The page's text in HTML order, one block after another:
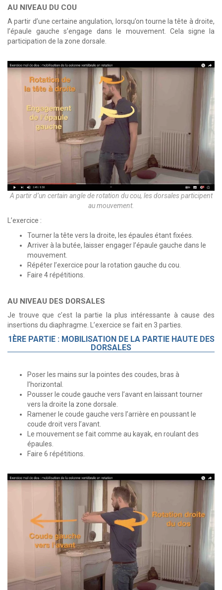
AU NIVEAU DU COU
A partir d’une certaine angulation, lorsqu’on tourne la tête à droite,
l’épaule gauche s’engage dans le mouvement. Cela signe la
participation de la zone dorsale.
A partir d’un certain angle de rotation du cou, les dorsales participent
au mouvement.
L’exercice :
Tourner la tête vers la droite, les épaules étant fixées.
Arriver à la butée, laisser engager l’épaule gauche dans le
mouvement.
Répéter l’exercice pour la rotation gauche du cou.
Faire 4 répétitions.
AU NIVEAU DES DORSALES
Je trouve que c’est la partie la plus intéressante à cause des
insertions du diaphragme. L’exercice se fait en 3 parties.
1ÈRE PARTIE : MOBILISATION DE LA PARTIE HAUTE DES
DORSALES
Poser les mains sur la pointes des coudes, bras à
l’horizontal.
Pousser le coude gauche vers l’avant en laissant tourner
vers la droite la zone dorsale.
Ramener le coude gauche vers l’arrière en poussant le
coude droit vers l’avant.
Le mouvement se fait comme au kayak, en roulant des
épaules.
Faire 6 répétitions.